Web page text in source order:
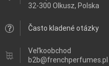
32-300 Olkusz, Polska
Často kladené otázky
Veľkoobchod
b2b@frenchperfumes.pl